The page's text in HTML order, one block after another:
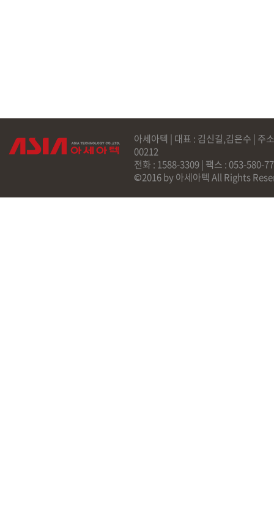
아세아텍 | 대표 : 김신길,김은수 | 주
00212
전화 : 1588-3309 | 팩스 : 053-580-
©2016 by 아세아텍 All Rights